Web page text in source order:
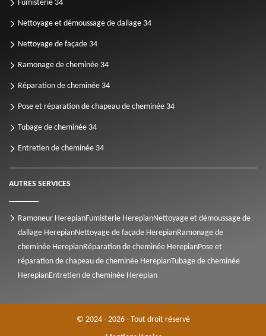
Fumisterie 34
Nettoyage et démoussage de dallage 34
Nettoyage de façade 34
Ramonage de cheminée 34
Réparation de cheminée 34
Pose et réparation de chapeau de cheminée 34
Tubage de cheminée 34
Entretien de cheminée 34
AUTRES SERVICES
Ramoneur HerepianFumisterie HerepianNettoyage et démoussage de
dallage HerepianNettoyage de façade HerepianRamonage de
cheminée HerepianRéparation de cheminée HerepianPose et
réparation de chapeau de cheminée HerepianTubage de cheminée
HerepianEntretien de cheminée Herepian
© 2024 - 2026 - Tout droit réservé